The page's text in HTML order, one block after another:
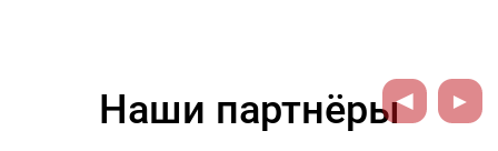
Наши партнёры